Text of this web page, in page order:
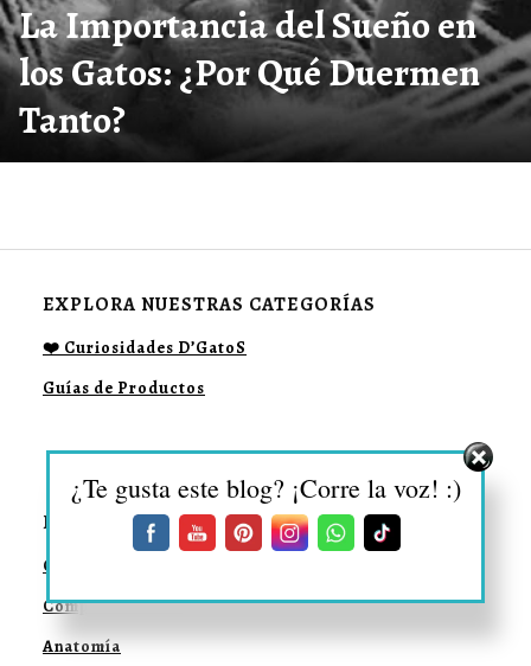
La Importancia del Sueño en
los Gatos: ¿Por Qué Duermen
Tanto?
EXPLORA NUESTRAS CATEGORÍAS
❤️ Curiosidades D’GatoS
Guías de Productos
DESCUBRE MÁS SOBRE:
Convivencia
Comportamiento
Anatomía
¿Te gusta este blog? ¡Corre la voz! :)